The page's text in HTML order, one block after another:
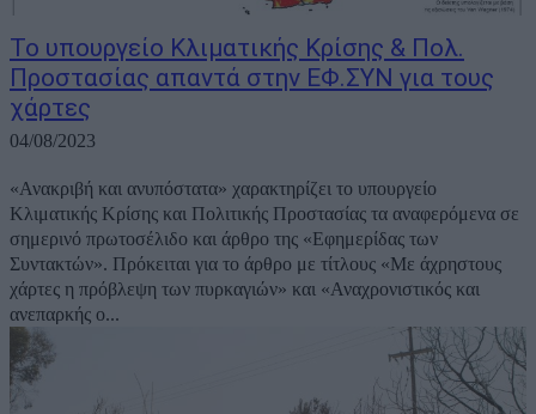
Το υπουργείο Κλιματικής Κρίσης & Πολ.
Προστασίας απαντά στην ΕΦ.ΣΥΝ για τους
χάρτες
04/08/2023
«Ανακριβή και ανυπόστατα» χαρακτηρίζει το υπουργείο
Κλιματικής Κρίσης και Πολιτικής Προστασίας τα αναφερόμενα σε
σημερινό πρωτοσέλιδο και άρθρο της «Εφημερίδας των
Συντακτών». Πρόκειται για το άρθρο με τίτλους «Με άχρηστους
χάρτες η πρόβλεψη των πυρκαγιών» και «Αναχρονιστικός και
ανεπαρκής ο...